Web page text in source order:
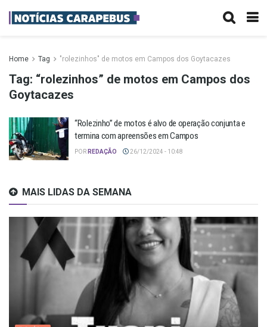
Home Tag "rolezinhos" de motos em Campos dos Goytacazes
Tag: “rolezinhos” de motos em Campos dos
Goytacazes
“Rolezinho” de motos é alvo de operação conjunta e
termina com apreensões em Campos
POR REDAÇÃO 26/12/2024 - 10:48
MAIS LIDAS DA SEMANA